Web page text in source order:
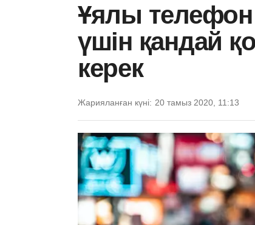
Ұялы
үшін қандай
керек
Жарияланған күні: 20 тамыз 2020, 11:13